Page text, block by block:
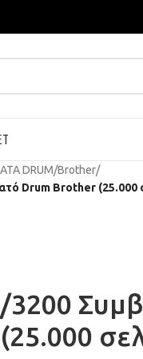
DRUM/Brother/
Drum Brother (25.000
3200